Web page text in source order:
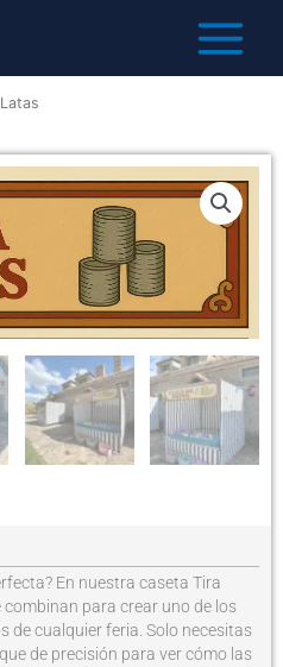
En nuestra caseta Tira
para crear uno de los
de cualquier feria. Solo necesitas
de precisión para ver cómo las